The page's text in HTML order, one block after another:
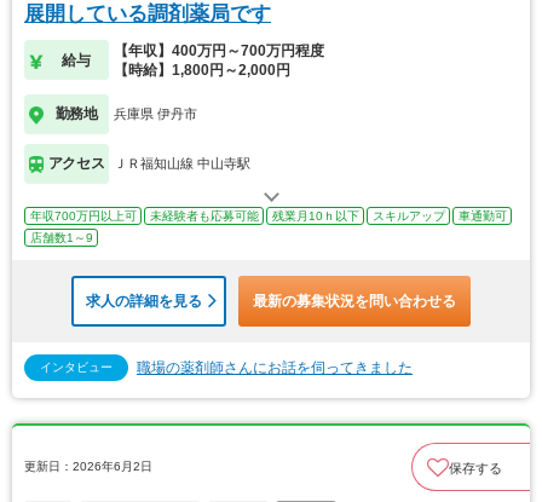
展開している調剤薬局です
給与
【年収】400万円～700万円程度
【時給】1,800円～2,000円
勤務地 兵庫県 伊丹市
アクセス ＪＲ福知山線 中山寺駅
年収700万円以上可 未経験者も応募可能 残業月10ｈ以下 スキルアップ
車通勤可
店舗数1～9
求人の詳細を見る 最新の募集状況を問い合わせる
インタビュー 職場の薬剤師さんにお話を伺ってきました
更新日：2026年6月2日 保存する